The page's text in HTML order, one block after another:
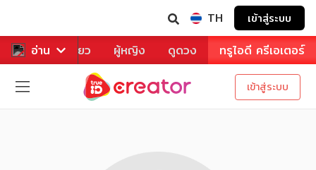
TH เข้าสู่ระบบ
อ่าน
หาร ท่องเที่ยว ผู้หญิง ดูดวง ทรูไอดี ครีเอเตอร์
เข้าสู่ระบบ